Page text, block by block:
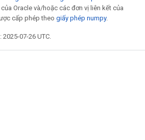
Oracle và/hoặc các đơn vị liên kết của
cấp phép theo giấy phép numpy.
07-26 UTC.